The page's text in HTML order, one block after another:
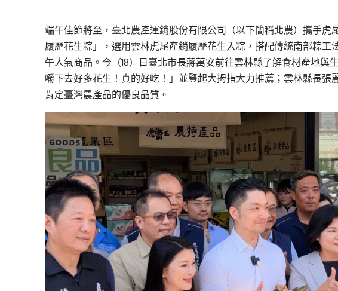
端午佳節將至，臺北農產運銷股份有限公司（以下簡稱北農）攜手虎
履歷花生粽」，選用雲林虎尾產銷履歷花生入粽，搭配傳統南部粽工
午人氣商品。今（18）日臺北市長蔣萬安前往雲林縣了解食材產地與
嚼下去好多花生！真的好吃！」並豎起大拇指大力推薦；雲林縣長張
肯定臺灣農產品的優良品質。